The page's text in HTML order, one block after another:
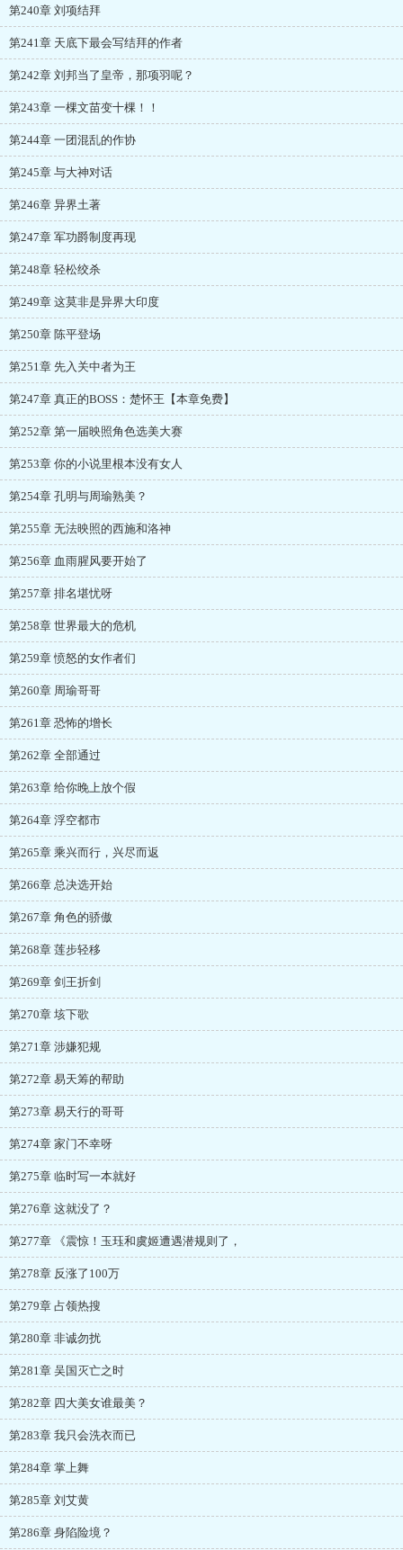
第240章 刘项结拜
第241章 天底下最会写结拜的作者
第242章 刘邦当了皇帝，那项羽呢？
第243章 一棵文苗变十棵！！
第244章 一团混乱的作协
第245章 与大神对话
第246章 异界土著
第247章 军功爵制度再现
第248章 轻松绞杀
第249章 这莫非是异界大印度
第250章 陈平登场
第251章 先入关中者为王
第247章 真正的BOSS：楚怀王【本章免费】
第252章 第一届映照角色选美大赛
第253章 你的小说里根本没有女人
第254章 孔明与周瑜熟美？
第255章 无法映照的西施和洛神
第256章 血雨腥风要开始了
第257章 排名堪忧呀
第258章 世界最大的危机
第259章 愤怒的女作者们
第260章 周瑜哥哥
第261章 恐怖的增长
第262章 全部通过
第263章 给你晚上放个假
第264章 浮空都市
第265章 乘兴而行，兴尽而返
第266章 总决选开始
第267章 角色的骄傲
第268章 莲步轻移
第269章 剑王折剑
第270章 垓下歌
第271章 涉嫌犯规
第272章 易天筹的帮助
第273章 易天行的哥哥
第274章 家门不幸呀
第275章 临时写一本就好
第276章 这就没了？
第277章 《震惊！玉珏和虞姬遭遇潜规则了，
第278章 反涨了100万
第279章 占领热搜
第280章 非诚勿扰
第281章 吴国灭亡之时
第282章 四大美女谁最美？
第283章 我只会洗衣而已
第284章 掌上舞
第285章 刘艾黄
第286章 身陷险境？